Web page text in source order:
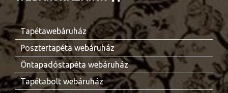
Tapétawebáruház
Posztertapéta webáruház
Öntapadóstapéta webáruház
Tapétabolt webáruház